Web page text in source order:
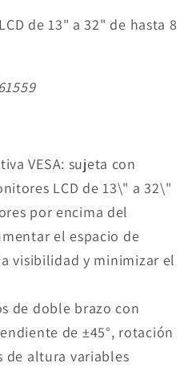
de 13" a 32" de hasta 8
VESA: sujeta con
LCD de 13\" a 32\"
por encima del
el espacio de
visibilidad y minimizar el
de doble brazo con
de ±45°, rotación
de altura variables